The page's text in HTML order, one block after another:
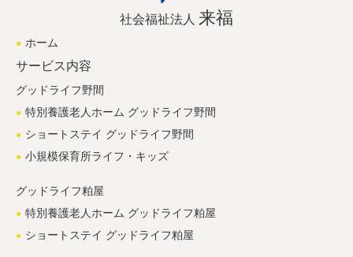
社会福祉法人 来福
ホーム
サービス内容
グッドライフ野間
特別養護老人ホーム グッドライフ野間
ショートステイ グッドライフ野間
小規模保育所ライフ・キッズ
グッドライフ粕屋
特別養護老人ホーム グッドライフ粕屋
ショートステイ グッドライフ粕屋